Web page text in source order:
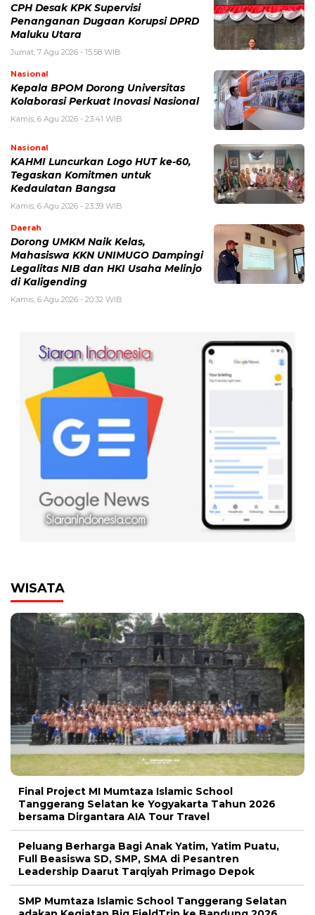
CPH Desak KPK Supervisi
Penanganan Dugaan Korupsi DPRD
Maluku Utara
Jumat, 7 Agu 2026 - 15:58 WIB
Nasional
Kepala BPOM Dorong Universitas
Kolaborasi Perkuat Inovasi Nasional
Kamis, 6 Agu 2026 - 23:41 WIB
Nasional
KAHMI Luncurkan Logo HUT ke-60,
Tegaskan Komitmen untuk
Kedaulatan Bangsa
Kamis, 6 Agu 2026 - 23:39 WIB
Daerah
Dorong UMKM Naik Kelas,
Mahasiswa KKN UNIMUGO Dampingi
Legalitas NIB dan HKI Usaha Melinjo
di Kaligending
Kamis, 6 Agu 2026 - 20:32 WIB
WISATA
Final Project MI Mumtaza Islamic School
Tanggerang Selatan ke Yogyakarta Tahun 2026
bersama Dirgantara AIA Tour Travel
Peluang Berharga Bagi Anak Yatim, Yatim Puatu,
Full Beasiswa SD, SMP, SMA di Pesantren
Leadership Daarut Tarqiyah Primago Depok
SMP Mumtaza Islamic School Tanggerang Selatan